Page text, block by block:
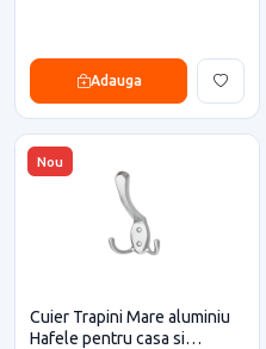
Adauga
Nou
Cuier Trapini Mare aluminiu
Hafele pentru casa si